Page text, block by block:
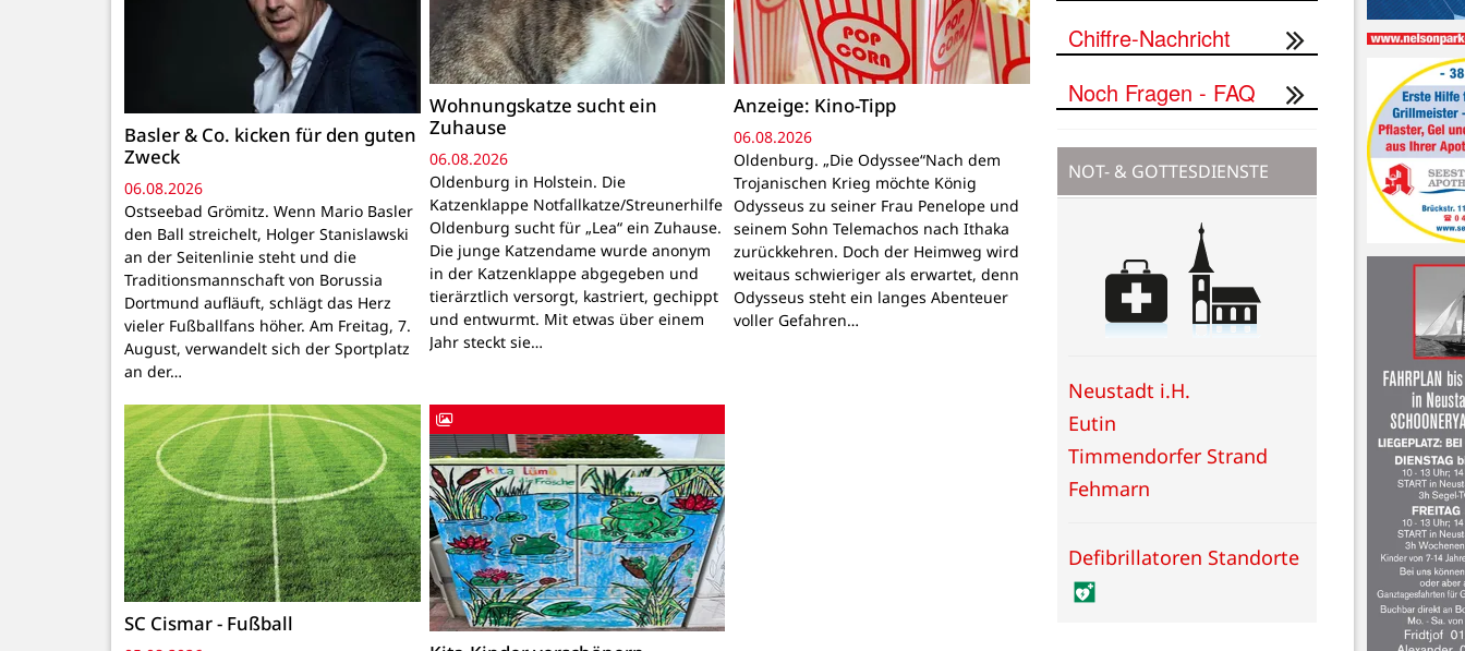
Basler & Co. kicken für den guten
Zweck
06.08.2026
Ostseebad Grömitz. Wenn Mario Basler
den Ball streichelt, Holger Stanislawski
an der Seitenlinie steht und die
Traditionsmannschaft von Borussia
Dortmund aufläuft, schlägt das Herz
vieler Fußballfans höher. Am Freitag, 7.
August, verwandelt sich der Sportplatz
an der…
Wohnungskatze sucht ein
Zuhause
06.08.2026
Oldenburg in Holstein. Die
Katzenklappe Notfallkatze/Streunerhilfe
Oldenburg sucht für „Lea“ ein Zuhause.
Die junge Katzendame wurde anonym
in der Katzenklappe abgegeben und
tierärztlich versorgt, kastriert, gechippt
und entwurmt. Mit etwas über einem
Jahr steckt sie…
Anzeige: Kino-Tipp
06.08.2026
Oldenburg. „Die Odyssee“Nach dem
Trojanischen Krieg möchte König
Odysseus zu seiner Frau Penelope und
seinem Sohn Telemachos nach Ithaka
zurückkehren. Doch der Heimweg wird
weitaus schwieriger als erwartet, denn
Odysseus steht ein langes Abenteuer
voller Gefahren…
SC Cismar - Fußball
Chiffre-Nachricht
Noch Fragen - FAQ
NOT- & GOTTESDIENSTE
Neustadt i.H.
Eutin
Timmendorfer Strand
Fehmarn
Defibrillatoren Standorte